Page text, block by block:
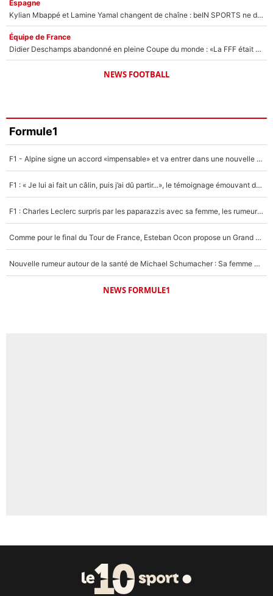
Espagne
Kylian Mbappé et Lamine Yamal changent de chaîne : beIN SPORTS ne digère pas cette décision historique et prédit un fiasco pour la Liga
Équipe de France
Didier Deschamps abandonné en pleine Coupe du monde : «La FFF était déjà passée à Zinedine Zidane»
NEWS FOOTBALL
Formule1
F1 - Alpine signe un accord «impensable» et va entrer dans une nouvelle dimension : Grande nouvelle pour Pierre Gasly !
F1 : « Je lui ai fait un câlin, puis j’ai dû partir...», le témoignage émouvant de Max Verstappen sur sa fille
F1 : Charles Leclerc surpris par les paparazzis avec sa femme, les rumeurs étaient vraies !
Comme pour le final du Tour de France, Esteban Ocon propose un Grand Prix de Formule 1 à Paris : «Autour de l’Arc de Triomphe, ce serait génial» !
Nouvelle rumeur autour de la santé de Michael Schumacher : Sa femme Corinna sort du silence
NEWS FORMULE1